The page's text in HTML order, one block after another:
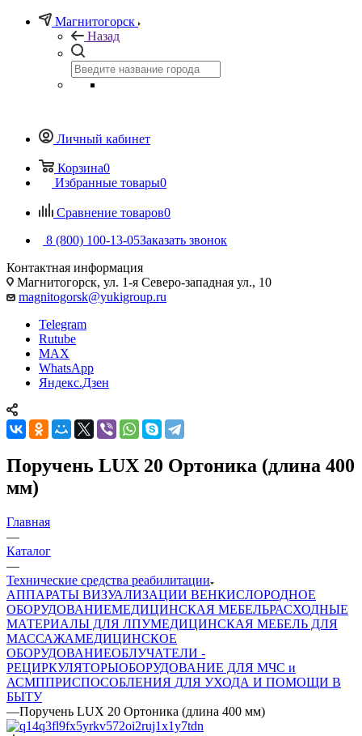
Магнитогорск
Назад
Личный кабинет
Корзина0
Избранные товары0
Сравнение товаров0
8 (800) 100-13-05Заказать звонок
Контактная информация
Магнитогорск, ул. 1-я Северо-западная ул., 10
magnitogorsk@yukigroup.ru
Telegram
Rutube
MAX
WhatsApp
Яндекс.Дзен
Поручень LUX 20 Ортоника (длина 400
мм)
Главная
—
Каталог
—
Технические средства реабилитации
АППАРАТЫ ВИЗУАЛИЗАЦИИ ВЕНКИСЛОРОДНОЕ
ОБОРУДОВАНИЕМЕДИЦИНСКАЯ МЕБЕЛЬРАСХОДНЫЕ
МАТЕРИАЛЫ ДЛЯ ЛПУМЕДИЦИНСКАЯ МЕБЕЛЬ ДЛЯ
МАССАЖАМЕДИЦИНСКОЕ
ОБОРУДОВАНИЕОБЛУЧАТЕЛИ -
РЕЦИРКУЛЯТОРЫОБОРУДОВАНИЕ ДЛЯ МЧС и
АСМППРИСПОСОБЛЕНИЯ ДЛЯ УХОДА И ПОМОЩИ В
БЫТУ
—Поручень LUX 20 Ортоника (длина 400 мм)